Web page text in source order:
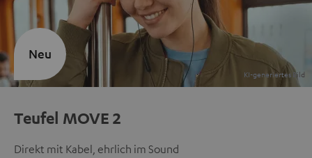
Teufel MOVE 2
Direkt mit Kabel, ehrlich im Sound
Neu